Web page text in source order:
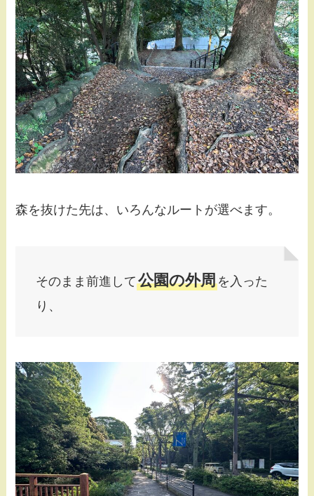
森を抜けた先は、いろんなルートが選べます。
そのまま前進して公園の外周を入った
り、